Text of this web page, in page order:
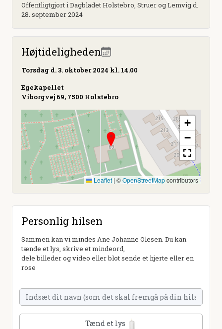
Offentligtgjort i Dagbladet Holstebro, Struer og Lemvig d.
28. september 2024
Højtideligheden
Torsdag d. 3. oktober 2024 kl. 14.00
Egekapellet
Viborgvej 69, 7500 Holstebro
+
−
Leaflet | ©OpenStreetMapcontributors
Personlig hilsen
Sammen kan vi mindes Ane Johanne Olesen. Du kan
tænde et lys, skrive et mindeord,
dele billeder og video eller blot sende et hjerte eller en
rose
Tænd et lys